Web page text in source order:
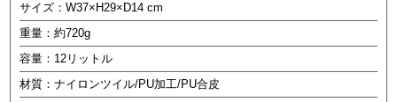
サイズ：W37×H29×D14 cm
重量：約720g
容量：12リットル
材質：ナイロンツイル/PU加工/PU合皮